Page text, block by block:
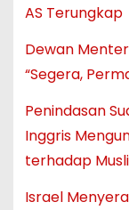
AS Terungkap
Dewan
“Segera,
Penindasan
Inggris
terhadap
Israel